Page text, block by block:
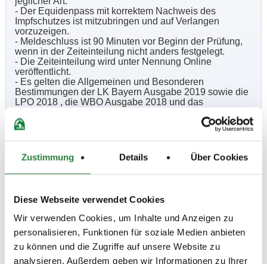
Zustimmung Details Über Cookies
Diese Webseite verwendet Cookies
Wir verwenden Cookies, um Inhalte und Anzeigen zu
personalisieren, Funktionen für soziale Medien anbieten
zu können und die Zugriffe auf unsere Website zu
analysieren. Außerdem geben wir Informationen zu Ihrer
- Der Equidenpass mit korrektem Nachweis des
Impfschutzes ist mitzubringen und auf Verlangen
vorzuzeigen.
- Meldeschluss ist 90 Minuten vor Beginn der Prüfung,
wenn in der Zeiteinteilung nicht anders festgelegt.
- Die Zeiteinteilung wird unter Nennung Online
veröffentlicht.
- Es gelten die Allgemeinen und Besonderen
Bestimmungen der LK Bayern Ausgabe 2019 sowie die
LPO 2018 , die WBO Ausgabe 2018 und das
- Platzierung und Auszahlung des Geldpreises gem.
LPO §25.2 (Auszahlung 50%).
- Auf diesem Turnier ist kein Hufschmied anwesend,
jedoch in Rufbereitschaft.
Prüfungsplatz Dressur: Sand 20m x 40m
Abreiteplatz: Sand 40m x 60m, evtl. Wiese 25m x35m
Vorläufige Zeitenteilung: